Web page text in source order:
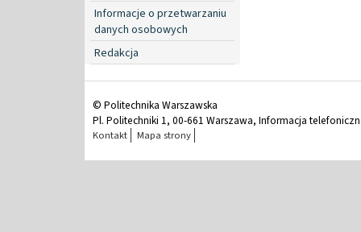
Informacje o przetwarzaniu
danych osobowych
Redakcja
© Politechnika Warszawska
Pl. Politechniki 1, 00-661 Warszawa, Informacja
Kontakt Mapa strony